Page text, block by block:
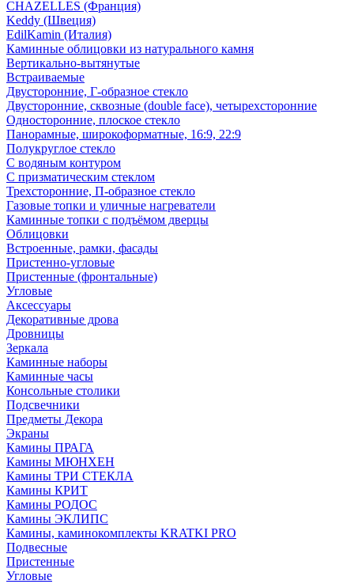
CHAZELLES (Франция)
Keddy (Швеция)
EdilKamin (Италия)
Каминные облицовки из натурального камня
Вертикально-вытянутые
Встраиваемые
Двусторонние, Г-образное стекло
Двусторонние, сквозные (double face), четырехсторонние
Односторонние, плоское стекло
Панорамные, широкоформатные, 16:9, 22:9
Полукруглое стекло
С водяным контуром
С призматическим стеклом
Трехсторонние, П-образное стекло
Газовые топки и уличные нагреватели
Каминные топки с подъёмом дверцы
Облицовки
Встроенные, рамки, фасады
Пристенно-угловые
Пристенные (фронтальные)
Угловые
Аксессуары
Декоративные дрова
Дровницы
Зеркала
Каминные наборы
Каминные часы
Консольные столики
Подсвечники
Предметы Декора
Экраны
Камины ПРАГА
Камины МЮНХЕН
Камины ТРИ СТЕКЛА
Камины КРИТ
Камины РОДОС
Камины ЭКЛИПС
Камины, каминокомплекты KRATKI PRO
Подвесные
Пристенные
Угловые